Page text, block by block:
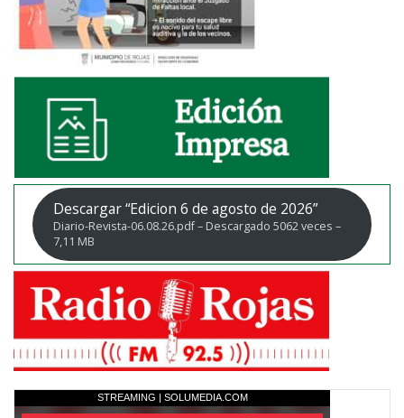
Descargar “Edicion 6 de agosto de 2026”
Diario-Revista-06.08.26.pdf – Descargado 5062 veces –
7,11 MB